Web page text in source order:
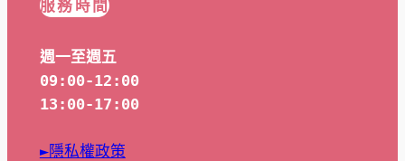
服務時間
週一至週五
09:00-12:00
13:00-17:00
►隱私權政策